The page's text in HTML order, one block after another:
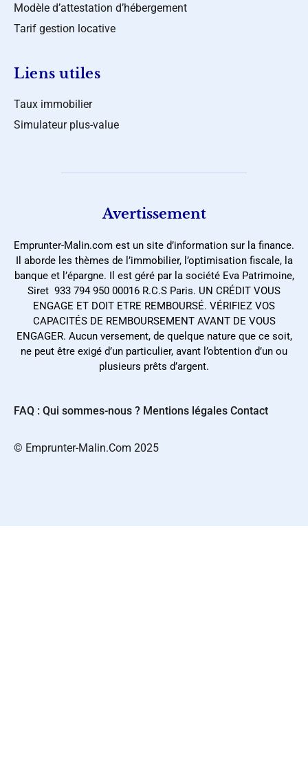
Modèle d’attestation d’hébergement
Tarif gestion locative
Liens utiles
Taux immobilier
Simulateur plus-value
Avertissement
Emprunter-Malin.com est un site d’information sur la finance.
Il aborde les thèmes de l’immobilier, l’optimisation fiscale, la
banque et l’épargne. Il est géré par la société Eva Patrimoine,
Siret 933 794 950 00016 R.C.S Paris. UN CRÉDIT VOUS
ENGAGE ET DOIT ETRE REMBOURSÉ. VÉRIFIEZ VOS
CAPACITÉS DE REMBOURSEMENT AVANT DE VOUS
ENGAGER. Aucun versement, de quelque nature que ce soit,
ne peut être exigé d’un particulier, avant l’obtention d’un ou
plusieurs prêts d’argent.
©️ Emprunter-Malin.Com 2025
FAQ : Qui sommes-nous ? Mentions légales Contact